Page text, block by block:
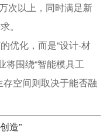
次以上，同时满足新
。
优化，而是“设计-材
将围绕“智能模具工
空间则取决于能否融
造”